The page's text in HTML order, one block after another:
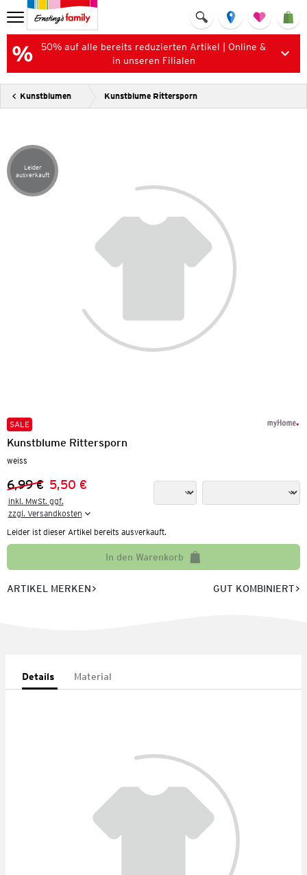
50% auf alle bereits reduzierten Artikel | Online &
in unseren Filialen
Kunstblumen Kunstblume Rittersporn
Artikel leider ausverkauft
Leider
ausverkauft
SALE
Kunstblume Rittersporn
weiss
Vorheriger Preis:
6,99 €
Neuer Preis:
5,50 €
inkl. MwSt. ggf.
zzgl. Versandkosten
Leider ist dieser Artikel bereits ausverkauft.
In den Warenkorb
ARTIKEL MERKEN GUT KOMBINIERT
Details Material